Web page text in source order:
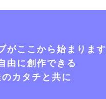
がここから始まります
由に創作できる
カタチと共に